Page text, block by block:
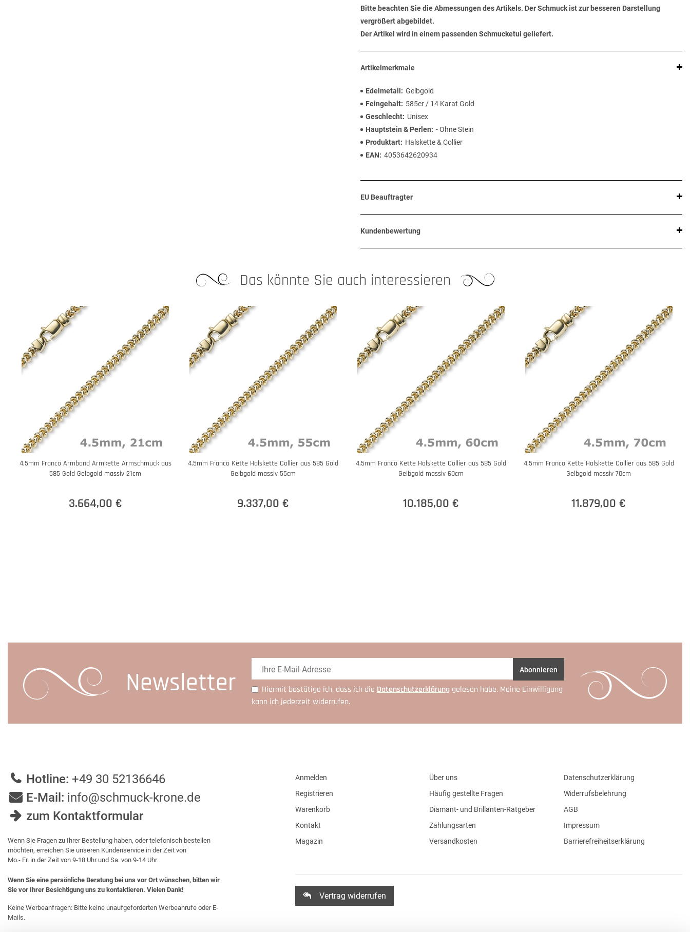
Bitte beachten Sie die Abmessungen des Artikels. Der Schmuck ist zur besseren Darstellung
vergrößert abgebildet.
Der Artikel wird in einem passenden Schmucketui geliefert.
Artikelmerkmale
Edelmetall
Gelbgold
Feingehalt
585er / 14 Karat Gold
Geschlecht
Unisex
Hauptstein & Perlen
- Ohne Stein
Produktart
Halskette & Collier
EAN
4053642620934
EU Beauftragter
Kundenbewertung
Das könnte Sie auch interessieren
4,5mm Franco Armband Armkette Armschmuck aus
585 Gold Gelbgold massiv 21cm
3.664,00 €
4,5mm Franco Kette Halskette Collier aus 585 Gold
Gelbgold massiv 55cm
9.337,00 €
4,5mm Franco Kette Halskette Collier aus 585 Gold
Gelbgold massiv 60cm
10.185,00 €
4,5mm Franco Kette Halskette Collier aus 585 Gold
Gelbgold massiv 70cm
11.879,00 €
Newsletter Abonnieren
Hiermit bestätige ich, dass ich die Daten­schutz­erklärung gelesen habe. Meine Einwilligung
kann ich jederzeit widerrufen.
Hotline: +49 30 52136646
E-Mail: info@schmuck-krone.de
zum Kontaktformular
Wenn Sie Fragen zu Ihrer Bestellung haben, oder telefonisch bestellen
möchten, erreichen Sie unseren Kundenservice in der Zeit von
Mo.- Fr. in der Zeit von 9-18 Uhr und Sa. von 9-14 Uhr
Wenn Sie eine persönliche Beratung bei uns vor Ort wünschen, bitten wir
Sie vor Ihrer Besichtigung uns zu kontaktieren. Vielen Dank!
Keine Werbeanfragen: Bitte keine unaufgeforderten Werbeanrufe oder E-
Mails.
Anmelden
Registrieren
Warenkorb
Kontakt
Magazin
Über uns
Häufig gestellte Fragen
Diamant- und Brillanten-Ratgeber
Zahlungsarten
Versandkosten
Datenschutzerklärung
Widerrufsbelehrung
AGB
Impressum
Barrierefreiheitserklärung
Vertrag widerrufen